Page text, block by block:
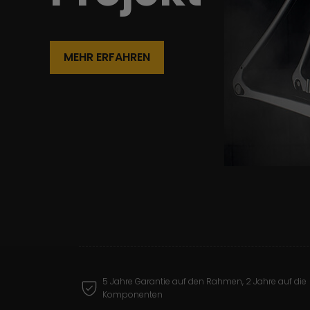
MEHR ERFAHREN
5 Jahre Garantie auf den Rahmen, 2 Jahre auf die
Komponenten